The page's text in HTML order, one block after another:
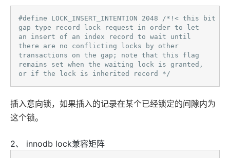
#define LOCK_INSERT_INTENTION 2048 /*!< this bit
gap type record lock request in order to let
an insert of an index record to wait until
there are no conflicting locks by other
transactions on the gap; note that this flag
remains set when the waiting lock is granted,
or if the lock is inherited record */
插入意向锁，如果插入的记录在某个已经锁定的间隙内为
这个锁。
2、 innodb lock兼容矩阵